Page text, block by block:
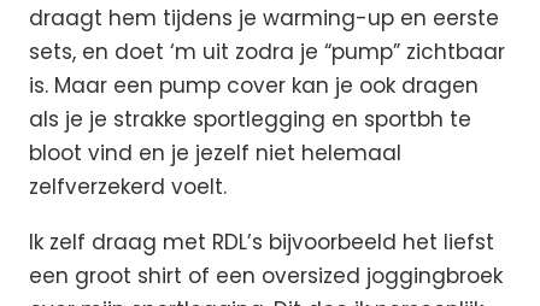
draagt hem tijdens je warming-up en eerste
sets, en doet ‘m uit zodra je “pump” zichtbaar
is. Maar een pump cover kan je ook dragen
als je je strakke sportlegging en sportbh te
bloot vind en je jezelf niet helemaal
zelfverzekerd voelt.
Ik zelf draag met RDL’s bijvoorbeeld het liefst
een groot shirt of een oversized joggingbroek